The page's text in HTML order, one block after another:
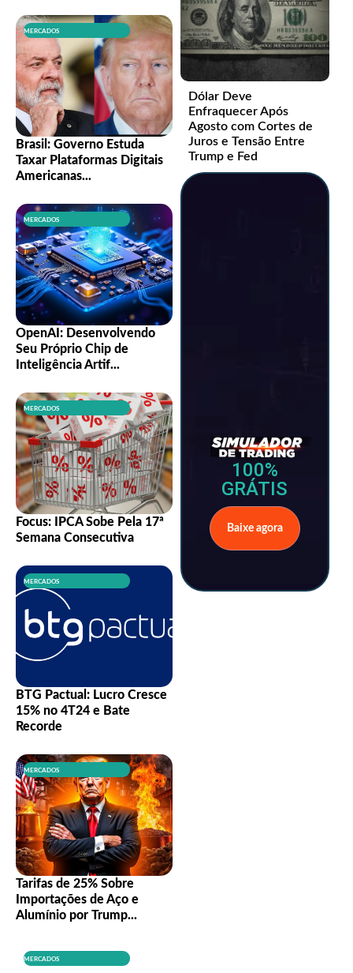
MERCADOS
Brasil: Governo Estuda
Taxar Plataformas Digitais
Americanas...
MERCADOS
OpenAI: Desenvolvendo
Seu Próprio Chip de
Inteligência Artif...
MERCADOS
Focus: IPCA Sobe Pela 17ª
Semana Consecutiva
MERCADOS
BTG Pactual: Lucro Cresce
15% no 4T24 e Bate
Recorde
MERCADOS
Tarifas de 25% Sobre
Importações de Aço e
Alumínio por Trump...
MERCADOS
Dólar Deve
Enfraquecer Após
Agosto com Cortes de
Juros e Tensão Entre
Trump e Fed
100%
GRÁTIS
Baixe agora